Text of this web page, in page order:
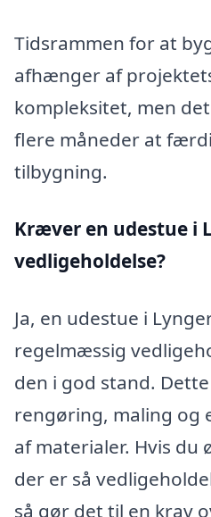
Tidsrammen for at
afhænger af
kompleksitet, men
flere måneder at
tilbygning.
Kræver en udestue i
vedligeholdelse?
Ja, en udestue i
regelmæssig
den i god stand.
rengøring, maling og
af materialer. Hvis du
der er så
så gør det til en krav